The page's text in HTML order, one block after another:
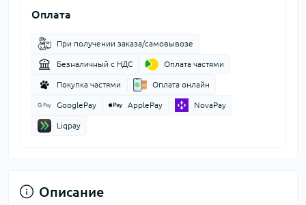
Оплата
При получении заказа/самовывозе
Безналичный с НДС Оплата частями
Покупка частями Оплата онлайн
GooglePay ApplePay NovaPay
Liqpay
Описание